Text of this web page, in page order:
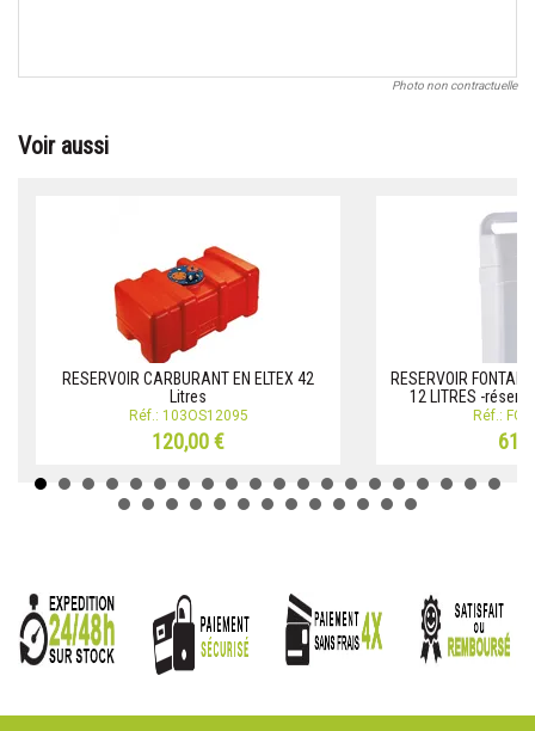
Photo non contractuelle
Voir aussi
RESERVOIR CARBURANT EN ELTEX 42
Litres
Réf.: 103OS12095
120,00 €
RESERVOIR
12 LITRES -
Réf.: